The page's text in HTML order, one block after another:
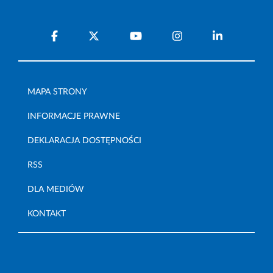
MAPA STRONY
INFORMACJE PRAWNE
DEKLARACJA DOSTĘPNOŚCI
RSS
DLA MEDIÓW
KONTAKT